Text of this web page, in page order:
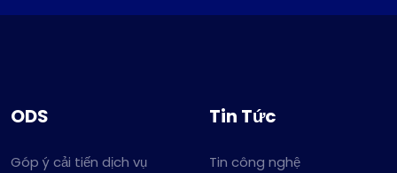
ODS
Góp ý cải tiến dịch vụ
Tin Tức
Tin công nghệ